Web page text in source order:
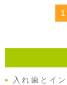
1
入れ歯とイ